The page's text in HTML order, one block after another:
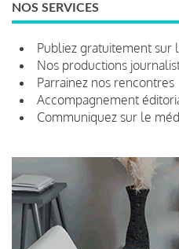
NOS SERVICES
Publiez gratuitement sur
Nos productions
Parrainez nos rencontres
Accompagnement
Communiquez sur le